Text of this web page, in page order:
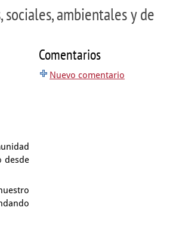
ambientales y de
desde
Comentarios
Nuevo comentario